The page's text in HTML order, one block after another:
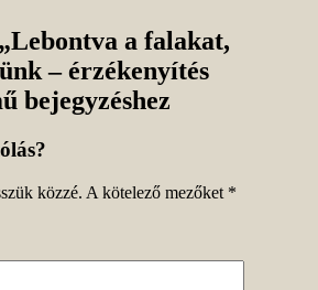
a falakat,
– érzékenyítés
bejegyzéshez
közzé. A kötelező mezőket *